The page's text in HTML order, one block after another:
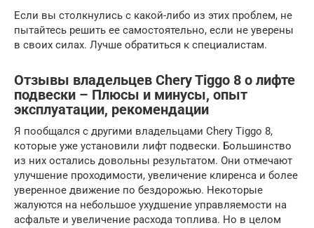
Если вы столкнулись с какой-либо из этих проблем, не
пытайтесь решить ее самостоятельно, если не уверены
в своих силах. Лучше обратиться к специалистам.
Отзывы владельцев Chery Tiggo 8 о лифте
подвески – Плюсы и минусы, опыт
эксплуатации, рекомендации
Я пообщался с другими владельцами Chery Tiggo 8,
которые уже установили лифт подвески. Большинство
из них остались довольны результатом. Они отмечают
улучшение проходимости, увеличение клиренса и более
уверенное движение по бездорожью. Некоторые
жалуются на небольшое ухудшение управляемости на
асфальте и увеличение расхода топлива. Но в целом